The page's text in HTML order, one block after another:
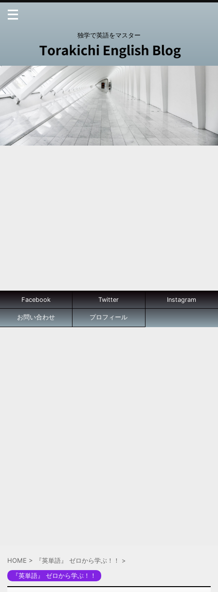
独学で英語をマスター
Facebook Twitter Instagram
お問い合わせ プロフィール
HOME > 『英単語』 ゼロから学ぶ！！
>
『英単語』 ゼロから学ぶ！！